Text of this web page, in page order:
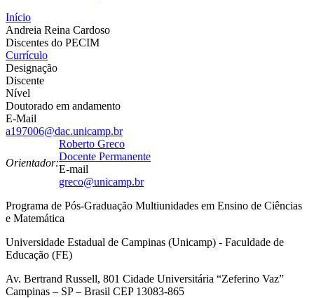
Início
Andreia Reina Cardoso
Discentes do PECIM
Currículo
Designação
Discente
Nível
Doutorado em andamento
E-Mail
a197006@dac.unicamp.br
Orientador:
Roberto Greco
Docente Permanente
E-mail
greco@unicamp.br
Programa de Pós-Graduação Multiunidades em Ensino de Ciências
e Matemática
Universidade Estadual de Campinas (Unicamp) - Faculdade de
Educação (FE)
Av. Bertrand Russell, 801 Cidade Universitária “Zeferino Vaz”
Campinas – SP – Brasil CEP 13083-865